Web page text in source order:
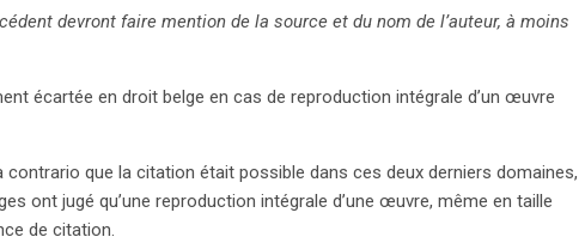
devront faire mention de la source et du nom de l’auteur, à moins
écartée en droit belge en cas de reproduction intégrale d’un œuvre
que la citation était possible dans ces deux derniers domaines,
ont jugé qu’une reproduction intégrale d’une œuvre, même en taille
de citation.